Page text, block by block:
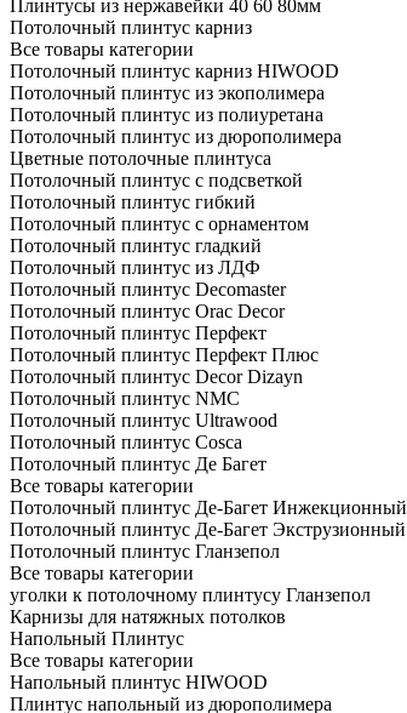
Плинтусы из нержавейки 40 60 80мм
Потолочный плинтус карниз
Все товары категории
Потолочный плинтус карниз HIWOOD
Потолочный плинтус из экополимера
Потолочный плинтус из полиуретана
Потолочный плинтус из дюрополимера
Цветные потолочные плинтуса
Потолочный плинтус с подсветкой
Потолочный плинтус гибкий
Потолочный плинтус с орнаментом
Потолочный плинтус гладкий
Потолочный плинтус из ЛДФ
Потолочный плинтус Decomaster
Потолочный плинтус Orac Decor
Потолочный плинтус Перфект
Потолочный плинтус Перфект Плюс
Потолочный плинтус Dеcor Dizayn
Потолочный плинтус NMC
Потолочный плинтус Ultrawood
Потолочный плинтус Cosca
Потолочный плинтус Де Багет
Все товары категории
Потолочный плинтус Де-Багет Инжекционный
Потолочный плинтус Де-Багет Экструзионный
Потолочный плинтус Гланзепол
Все товары категории
уголки к потолочному плинтусу Гланзепол
Карнизы для натяжных потолков
Напольный Плинтус
Все товары категории
Напольный плинтус HIWOOD
Плинтус напольный из дюрополимера